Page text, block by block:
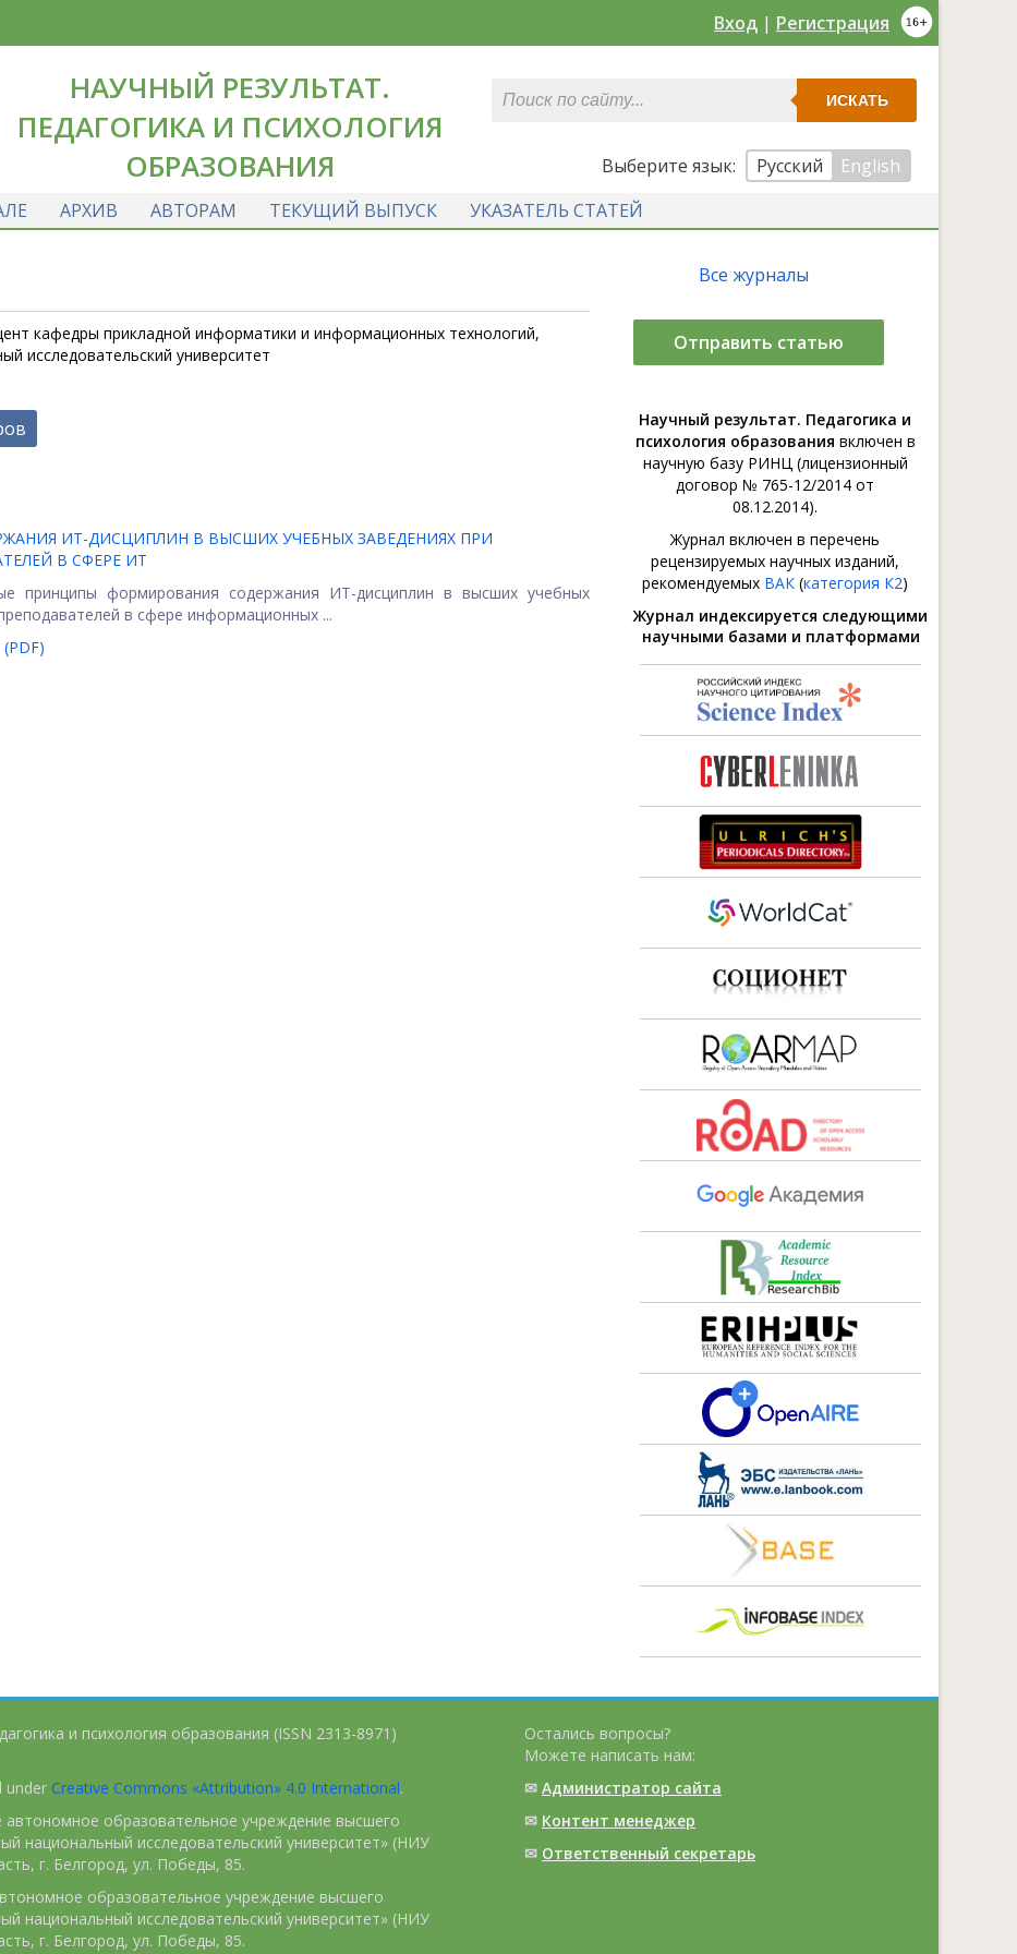
Вход | Регистрация
НАУЧНЫЙ РЕЗУЛЬТАТ.
ПЕДАГОГИКА И ПСИХОЛОГИЯ
ОБРАЗОВАНИЯ
ИСКАТЬ
Выберите язык: Русский
English
АРХИВ АВТОРАМ ТЕКУЩИЙ ВЫПУСК УКАЗАТЕЛЬ СТАТЕЙ
кафедры прикладной информатики и информационных технологий,
исследовательский университет
ИТ-ДИСЦИПЛИН В ВЫСШИХ УЧЕБНЫХ ЗАВЕДЕНИЯХ ПРИ
В СФЕРЕ ИТ
принципы формирования содержания ИТ-дисциплин в высших учебных
в сфере информационных ...
Все журналы
Отправить статью
Научный результат. Педагогика и
психология образования включен в
научную базу РИНЦ (лицензионный
договор № 765-12/2014 от
08.12.2014).
Журнал включен в перечень
рецензируемых научных изданий,
рекомендуемых ВАК (категория К2)
Журнал индексируется следующими
научными базами и платформами
и психология образования (ISSN 2313-8971)
under Creative Commons «Attribution» 4.0 International.
автономное образовательное учреждение высшего
национальный исследовательский университет» (НИУ
г. Белгород, ул. Победы, 85.
образовательное учреждение высшего
национальный исследовательский университет» (НИУ
г. Белгород, ул. Победы, 85.
Остались вопросы?
Можете написать нам:
✉ Администратор сайта
✉ Контент менеджер
✉ Ответственный cекретарь